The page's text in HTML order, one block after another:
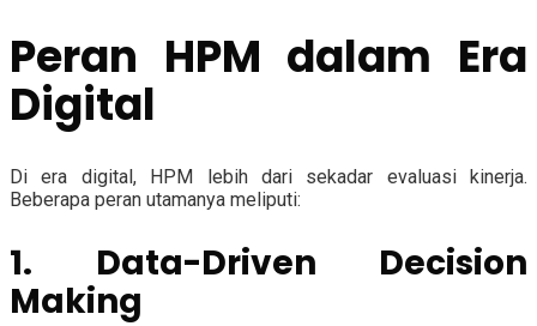
Peran HPM dalam Era
Digital
Di era digital, HPM lebih dari sekadar evaluasi kinerja.
Beberapa peran utamanya meliputi:
1. Data-Driven Decision
Making